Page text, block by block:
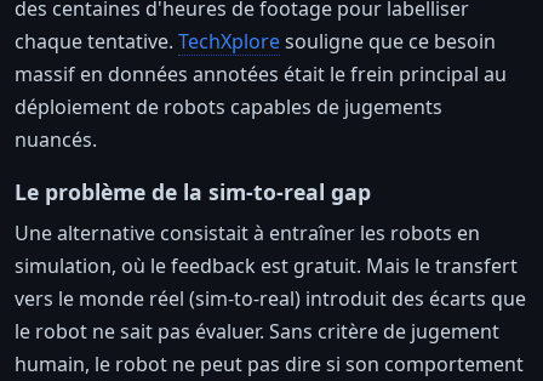
des centaines d'heures de footage pour labelliser
chaque tentative. TechXploresouligne que ce besoin
massif en données annotées était le frein principal au
déploiement de robots capables de jugements
nuancés.
Le problème de la sim-to-real gap
Une alternative consistait à entraîner les robots en
simulation, où le feedback est gratuit. Mais le transfert
vers le monde réel (sim-to-real) introduit des écarts que
le robot ne sait pas évaluer. Sans critère de jugement
humain, le robot ne peut pas dire si son comportement